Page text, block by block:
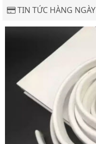
TIN TỨC HÀNG NGÀY